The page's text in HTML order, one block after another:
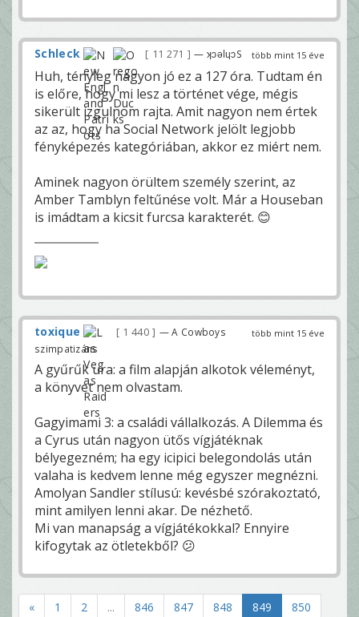
több mint 15 éve
Schleck 11 271 — ʞɔǝlɥɔS
Huh, tényleg nagyon jó ez a 127 óra. Tudtam én
is előre, hogy mi lesz a történet vége, mégis
sikerült izgulnom rajta. Amit nagyon nem értek
az az, hogy ha Social Network jelölt legjobb
fényképezés kategóriában, akkor ez miért nem.
Aminek nagyon örültem személy szerint, az
Amber Tamblyn feltűnése volt. Már a Houseban
is imádtam a kicsit furcsa karakterét. 😊
több mint 15 éve
toxique 1 440
— A Cowboys
szimpatizáns
A gyűrűk ura: a film alapján alkotok véleményt,
a könyvet nem olvastam.
Gagyimami 3: a családi vállalkozás. A Dilemma és
a Cyrus után nagyon ütős vígjátéknak
bélyegezném; ha egy icipici belegondolás után
valaha is kedvem lenne még egyszer megnézni.
Amolyan Sandler stílusú: kevésbé szórakoztató,
mint amilyen lenni akar. De nézhető.
Mi van manapság a vígjátékokkal? Ennyire
kifogytak az ötletekből? 😕
« 1 2 ... 846 847 848 849 850